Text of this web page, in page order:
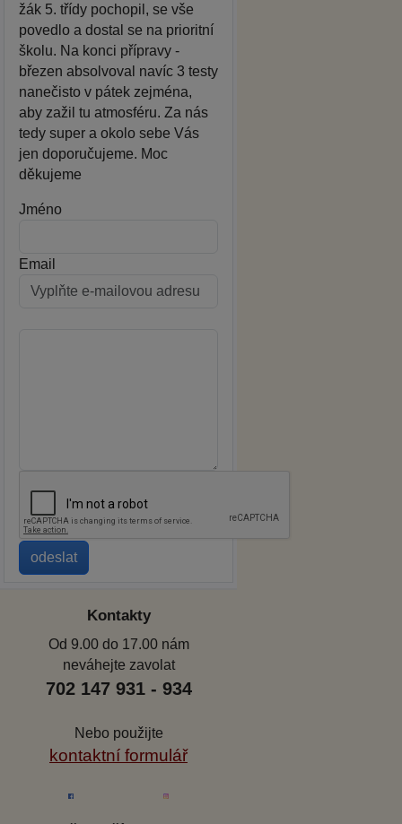
žák 5. třídy pochopil, se vše
povedlo a dostal se na prioritní
školu. Na konci přípravy -
březen absolvoval navíc 3 testy
nanečisto v pátek zejména,
aby zažil tu atmosféru. Za nás
tedy super a okolo sebe Vás
jen doporučujeme. Moc
děkujeme
Jméno
Email
Kontakty
Od 9.00 do 17.00 nám
neváhejte zavolat
702 147 931 - 934
Nebo použijte
kontaktní formulář